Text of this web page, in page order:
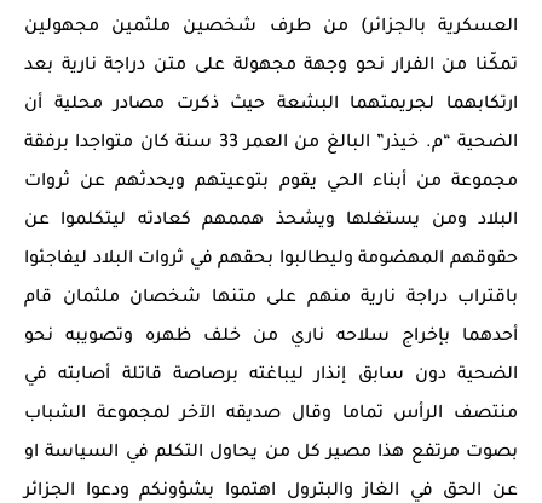
العسكرية بالجزائر) من طرف شخصين ملثمين مجهولين
تمكّنا من الفرار نحو وجهة مجهولة على متن دراجة نارية بعد
ارتكابهما لجريمتهما البشعة حيث ذكرت مصادر محلية أن
الضحية “م. خيذر” البالغ من العمر 33 سنة كان متواجدا برفقة
مجموعة من أبناء الحي يقوم بتوعيتهم ويحدثهم عن ثروات
البلاد ومن يستغلها ويشحذ هممهم كعادته ليتكلموا عن
حقوقهم المهضومة وليطالبوا بحقهم في ثروات البلاد ليفاجئوا
باقتراب دراجة نارية منهم على متنها شخصان ملثمان قام
أحدهما بإخراج سلاحه ناري من خلف ظهره وتصويبه نحو
الضحية دون سابق إنذار ليباغته برصاصة قاتلة أصابته في
منتصف الرأس تماما وقال صديقه الآخر لمجموعة الشباب
بصوت مرتفع هذا مصير كل من يحاول التكلم في السياسة او
عن الحق في الغاز والبترول اهتموا بشؤونكم ودعوا الجزائر